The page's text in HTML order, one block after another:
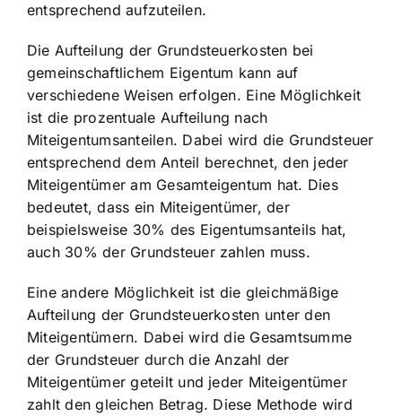
entsprechend aufzuteilen.
Die Aufteilung der Grundsteuerkosten bei
gemeinschaftlichem Eigentum kann auf
verschiedene Weisen erfolgen. Eine Möglichkeit
ist die prozentuale Aufteilung nach
Miteigentumsanteilen. Dabei wird die Grundsteuer
entsprechend dem Anteil berechnet, den jeder
Miteigentümer am Gesamteigentum hat. Dies
bedeutet, dass ein Miteigentümer, der
beispielsweise 30% des Eigentumsanteils hat,
auch 30% der Grundsteuer zahlen muss.
Eine andere Möglichkeit ist die gleichmäßige
Aufteilung der Grundsteuerkosten unter den
Miteigentümern. Dabei wird die Gesamtsumme
der Grundsteuer durch die Anzahl der
Miteigentümer geteilt und jeder Miteigentümer
zahlt den gleichen Betrag. Diese Methode wird